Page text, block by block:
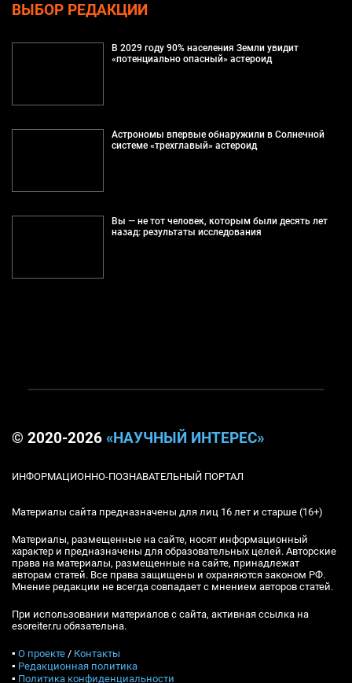
ВЫБОР РЕДАКЦИИ
В 2029 году 90% населения Земли увидит
«потенциально опасный» астероид
Астрономы впервые обнаружили в Солнечной
системе «трехглавый» астероид
Вы — не тот человек, которым были десять лет
назад: результаты исследования
© 2020-2026 «НАУЧНЫЙ ИНТЕРЕС»
ИНФОРМАЦИОННО-ПОЗНАВАТЕЛЬНЫЙ ПОРТАЛ
Материалы сайта предназначены для лиц 16 лет и старше (16+)
Материалы, размещенные на сайте, носят информационный
характер и предназначены для образовательных целей. Авторские
права на материалы, размещенные на сайте, принадлежат
авторам статей. Все права защищены и охраняются законом РФ.
Мнение редакции не всегда совпадает с мнением авторов статей.
При использовании материалов с сайта, активная ссылка на
esoreiter.ru обязательна.
▪ О проекте / Контакты
▪ Редакционная политика
▪ Политика конфиденциальности